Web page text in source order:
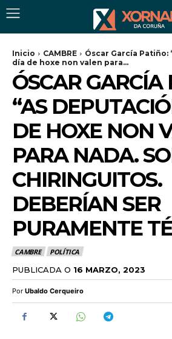
Inicio CAMBRE
Óscar García Patiño:
día de hoxe non valen para...
ÓSCAR GARCÍA
“AS
DE HOXE NON
PARA NADA.
CHIRINGUITOS.
DEBERÍAN SER
PURAMENTE
CAMBRE POLÍTICA
PUBLICADA O 16 MARZO, 2023
Por Ubaldo Cerqueiro